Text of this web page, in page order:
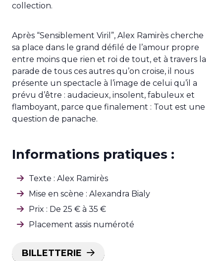
collection.
Après “Sensiblement Viril”, Alex Ramirès cherche
sa place dans le grand défilé de l’amour propre
entre moins que rien et roi de tout, et à travers la
parade de tous ces autres qu’on croise, il nous
présente un spectacle à l’image de celui qu’il a
prévu d’être : audacieux, insolent, fabuleux et
flamboyant, parce que finalement : Tout est une
question de panache.
Informations pratiques :
Texte : Alex Ramirès
Mise en scène : Alexandra Bialy
Prix : De 25 € à 35 €
Placement assis numéroté
BILLETTERIE